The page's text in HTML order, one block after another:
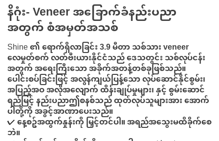
နိဂုံး- Veneer အခြောက်ခံနည်းပညာ
အတွက် စံအမှတ်အသစ်
Shine ၏ ရောက်ရှိလာခြင်း3.9 မီတာ သစ်သား veneer
လေမှုတ်စက်လတ်ဗီးယားနိုင်ငံသည် ဒေသတွင်း သစ်လုပ်ငန်း
အတွက် အရေးကြီးသော အခိုက်အတန့်တစ်ခုဖြစ်သည်။
ပေါင်းစပ်ခြင်းဖြင့်အလွန်ကျယ်ပြန့်သော လုပ်ဆောင်နိုင်စွမ်း၊
အပြည့်အဝ အလိုအလျောက် ထိန်းချုပ်မှုများ၊ နှင့် စွမ်းဆောင်
ရည်မြင့် နည်းပညာဤစနစ်သည် ထုတ်လုပ်သူများအား အောက်
ပါတို့ကို အခွင့်အာဏာပေးသည်။
✔နေ့စဥ်အထွက်နှုန်းကို မြှင့်တင်ပါ။အရည်အသွေးမထိခိုက်စေ
ဘဲ။